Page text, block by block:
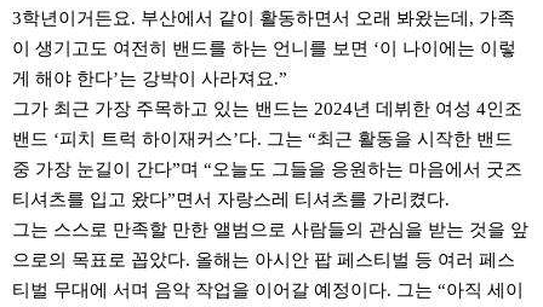
3학년이거든요. 부산에서 같이 활동하면서 오래 봐왔는데, 가족
이 생기고도 여전히 밴드를 하는 언니를 보면 ‘이 나이에는 이렇
게 해야 한다’는 강박이 사라져요.”
그가 최근 가장 주목하고 있는 밴드는 2024년 데뷔한 여성 4인조
밴드 ‘피치 트럭 하이재커스’다. 그는 “최근 활동을 시작한 밴드
중 가장 눈길이 간다”며 “오늘도 그들을 응원하는 마음에서 굿즈
티셔츠를 입고 왔다”면서 자랑스레 티셔츠를 가리켰다.
그는 스스로 만족할 만한 앨범으로 사람들의 관심을 받는 것을 앞
으로의 목표로 꼽았다. 올해는 아시안 팝 페스티벌 등 여러 페스
티벌 무대에 서며 음악 작업을 이어갈 예정이다. 그는 “아직 세이